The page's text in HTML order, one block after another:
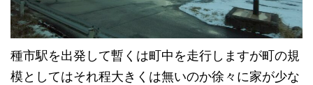
種市駅を出発して暫くは町中を走行しますが町の規
模としてはそれ程大きくは無いのか徐々に家が少な